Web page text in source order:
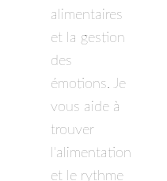
alimentaires
et la gestion
des
émotions. Je
vous aide à
trouver
l'alimentation
et le rythme